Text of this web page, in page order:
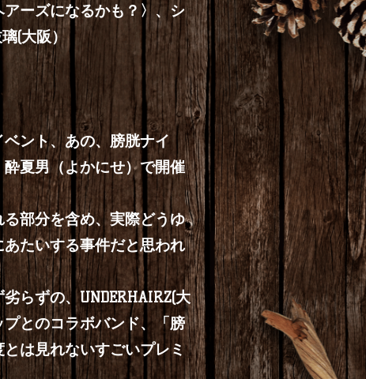
アーズになるかも？〉、シ
(大阪）
ント、あの、膀胱ナイ
夏男（よかにせ）で開催
部分を含め、実際どうゆ
たいする事件だと思われ
らずの、UNDERHAIRZ(大
とのコラボバンド、「膀
は見れないすごいプレミ